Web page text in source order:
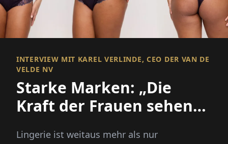
INTERVIEW MIT KAREL VERLINDE, CEO DER VAN DE
VELDE NV
Starke Marken: „Die
Kraft der Frauen sehen
Lingerie ist weitaus mehr als nur